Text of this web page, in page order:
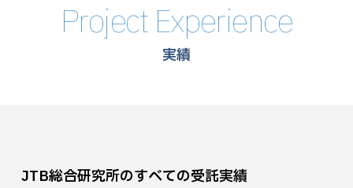
Project Experience
実績
JTB総合研究所のすべての受託実績